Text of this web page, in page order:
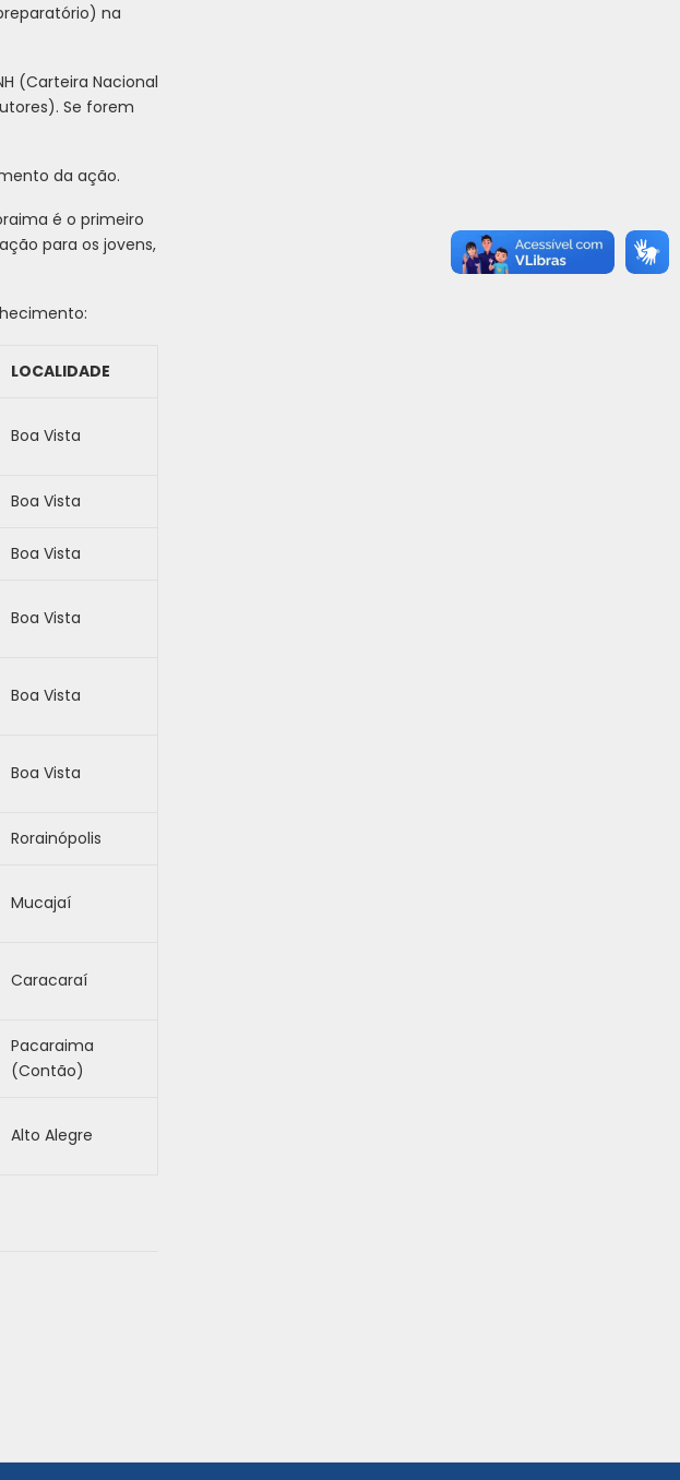
na
(Carteira Nacional
Se forem
da ação.
é o primeiro
para os jovens,
LOCALIDADE
Boa Vista
Boa Vista
Boa Vista
Boa Vista
Boa Vista
Boa Vista
Rorainópolis
Mucajaí
Caracaraí
Pacaraima
(Contão)
Alto Alegre